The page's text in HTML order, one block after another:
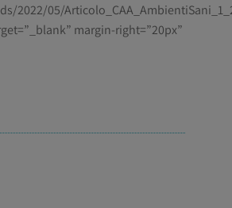
2022/05/
margin-right=”20px”